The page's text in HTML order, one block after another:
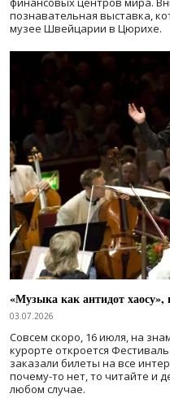
познавательная выставка,
музее Швейцарии в Цюрихе.
«Музыка как антидот
03.07.2026
Совсем скоро, 16 июля, на
курорте откроется
заказали билеты на все
почему-то нет, то читайте и
любом случае.